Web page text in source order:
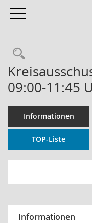
Toggle navigation
09:00-11:45
Informationen
TOP-Liste
Informationen